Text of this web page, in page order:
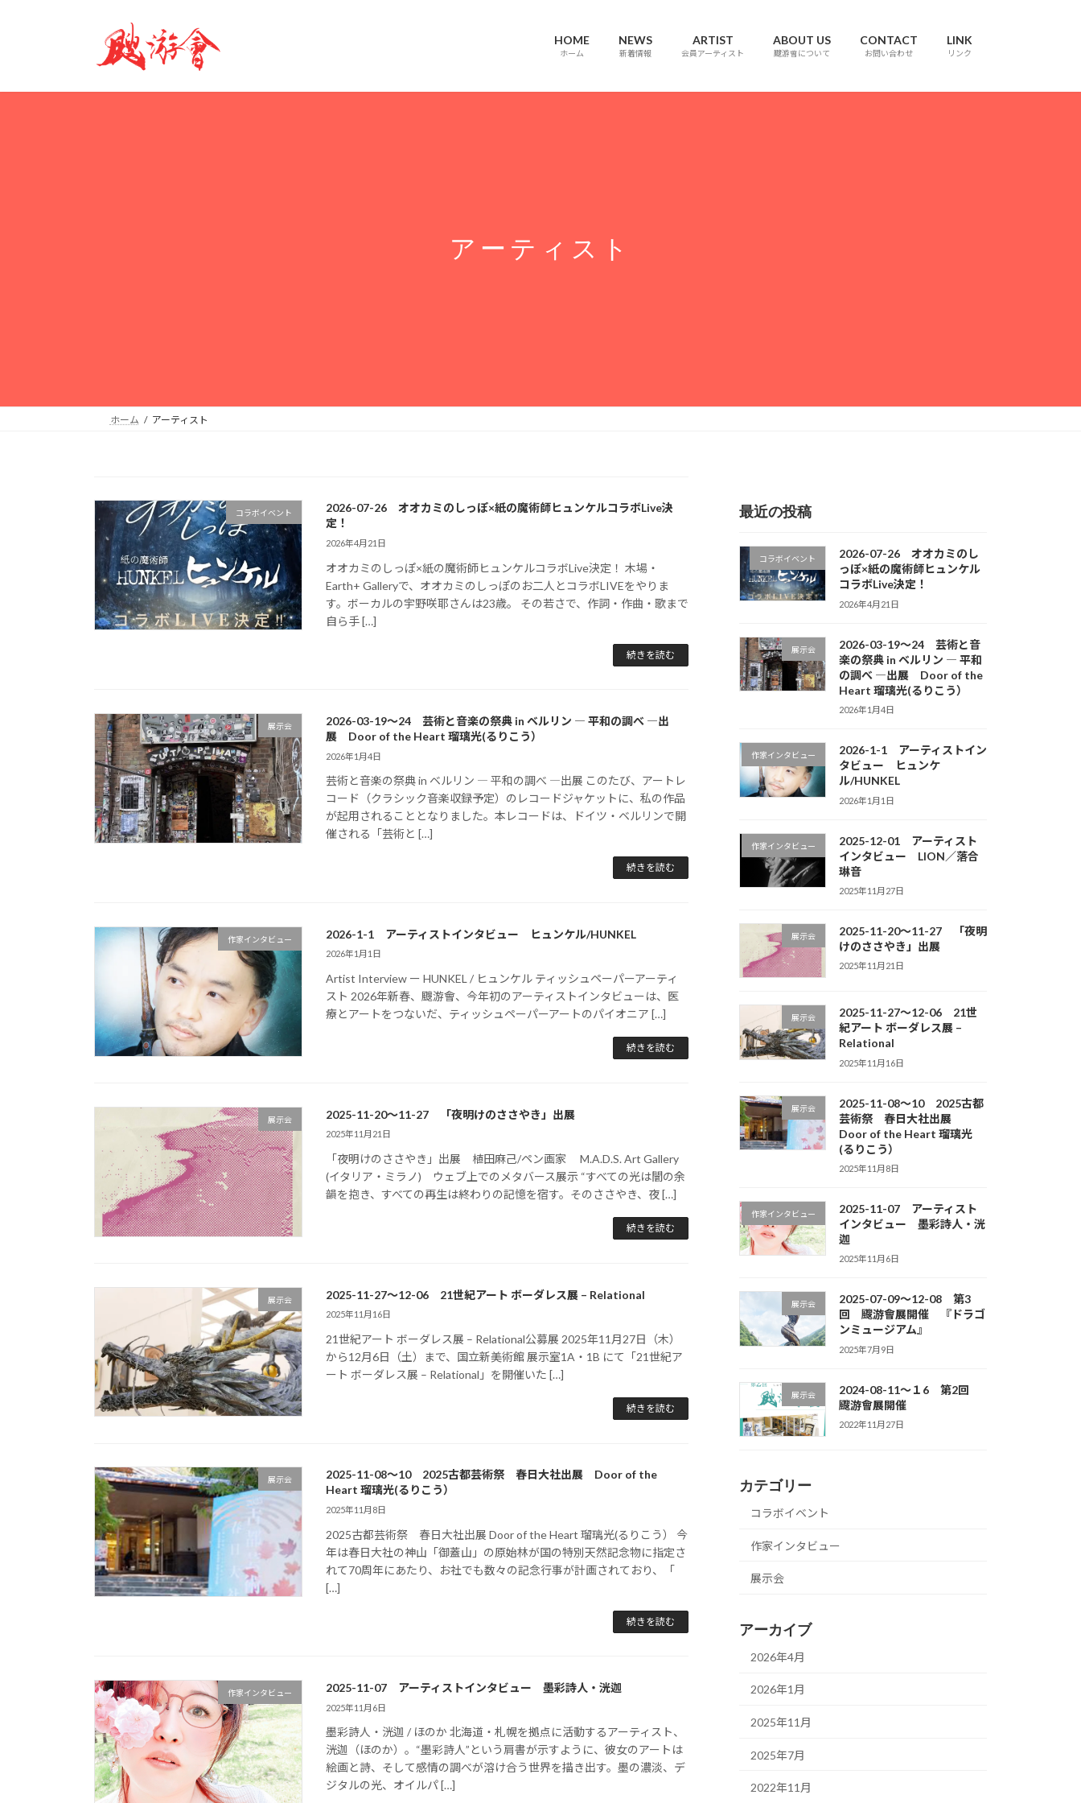
HOME
ホーム
NEWS
新着情報
ARTIST
会員アーティスト
ABOUT US
颼游會について
CONTACT
お問い合わせ
LINK
リンク
アーティスト
ホーム アーティスト
コラボイベント
2026-07-26 オオカミのしっぽ×紙の魔術師ヒュンケルコラボLive決
定！
2026年4月21日
オオカミのしっぽ×紙の魔術師ヒュンケルコラボLive決定！ 木場・
Earth+ Galleryで、オオカミのしっぽのお二人とコラボLIVEをやりま
す。ボーカルの宇野咲耶さんは23歳。 その若さで、作詞・作曲・歌まで
自ら手 […]
続きを読む
展示会
2026-03-19～24 芸術と音楽の祭典 in ベルリン ― 平和の調べ ―出
展 Door of the Heart 瑠璃光(るりこう）
2026年1月4日
芸術と音楽の祭典 in ベルリン ― 平和の調べ ―出展 このたび、アートレ
コード（クラシック音楽収録予定）のレコードジャケットに、私の作品
が起用されることとなりました。本レコードは、ドイツ・ベルリンで開
催される「芸術と […]
続きを読む
作家インタビュー 2026-1-1 アーティストインタビュー ヒュンケル/HUNKEL
2026年1月1日
Artist Interview ー HUNKEL / ヒュンケル ティッシュペーパーアーティ
スト 2026年新春、颼游會、今年初のアーティストインタビューは、医
療とアートをつないだ、ティッシュペーパーアートのパイオニア […]
続きを読む
展示会 2025-11-20～11-27 「夜明けのささやき」出展
2025年11月21日
「夜明けのささやき」出展 植田麻己/ペン画家 M.A.D.S. Art Gallery
(イタリア・ミラノ) ウェブ上でのメタバース展示 “すべての光は闇の余
韻を抱き、すべての再生は終わりの記憶を宿す。そのささやき、夜 […]
続きを読む
展示会 2025-11-27～12-06 21世紀アート ボーダレス展 – Relational
2025年11月16日
21世紀アート ボーダレス展 – Relational公募展 2025年11月27日（木）
から12月6日（土）まで、国立新美術館 展示室1A・1B にて「21世紀ア
ート ボーダレス展 – Relational」を開催いた […]
続きを読む
展示会
2025-11-08～10 2025古都芸術祭 春日大社出展 Door of the
Heart 瑠璃光(るりこう）
2025年11月8日
2025古都芸術祭 春日大社出展 Door of the Heart 瑠璃光(るりこう） 今
年は春日大社の神山「御蓋山」の原始林が国の特別天然記念物に指定さ
れて70周年にあたり、お社でも数々の記念行事が計画されており、「
[…]
続きを読む
作家インタビュー 2025-11-07 アーティストインタビュー 墨彩詩人・洸迦
2025年11月6日
墨彩詩人・洸迦 / ほのか 北海道・札幌を拠点に活動するアーティスト、
洸迦（ほのか）。“墨彩詩人”という肩書が示すように、彼女のアートは
絵画と詩、そして感情の調べが溶け合う世界を描き出す。墨の濃淡、デ
ジタルの光、オイルパ […]
最近の投稿
コラボイベント
2026-07-26 オオカミのし
っぽ×紙の魔術師ヒュンケル
コラボLive決定！
2026年4月21日
展示会
2026-03-19～24 芸術と音
楽の祭典 in ベルリン ― 平和
の調べ ―出展 Door of the
Heart 瑠璃光(るりこう）
2026年1月4日
作家インタビュー
2026-1-1 アーティストイン
タビュー ヒュンケ
ル/HUNKEL
2026年1月1日
作家インタビュー
2025-12-01 アーティスト
インタビュー LION／落合
琳音
2025年11月27日
展示会
2025-11-20～11-27 「夜明
けのささやき」出展
2025年11月21日
展示会
2025-11-27～12-06 21世
紀アート ボーダレス展 –
Relational
2025年11月16日
展示会
2025-11-08～10 2025古都
芸術祭 春日大社出展
Door of the Heart 瑠璃光
(るりこう）
2025年11月8日
作家インタビュー
2025-11-07 アーティスト
インタビュー 墨彩詩人・洸
迦
2025年11月6日
展示会
2025-07-09～12-08 第3
回 颼游會展開催 『ドラゴ
ンミュージアム』
2025年7月9日
展示会
2024-08-11～１6 第2回
颼游會展開催
2022年11月27日
カテゴリー
コラボイベント
作家インタビュー
展示会
アーカイブ
2026年4月
2026年1月
2025年11月
2025年7月
2022年11月